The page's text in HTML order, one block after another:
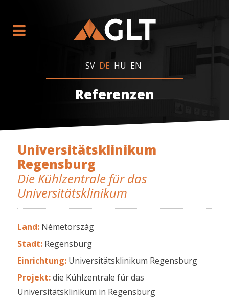
SV DE HU EN
Referenzen
Universitätsklinikum
Regensburg
Die Kühlzentrale für das
Universitätsklinikum
Land: Németország
Stadt: Regensburg
Einrichtung: Universitätsklinikum Regensburg
Projekt:die Kühlzentrale für das
Universitätsklinikum in Regensburg